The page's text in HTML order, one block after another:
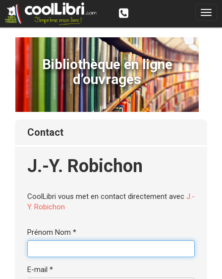
Bibliothèque en ligne
d’ouvrages
contact
J.-Y. Robichon
CoolLibri vous met en contact directement avec J.-
Y. Robichon
Prénom Nom *
E-mail *